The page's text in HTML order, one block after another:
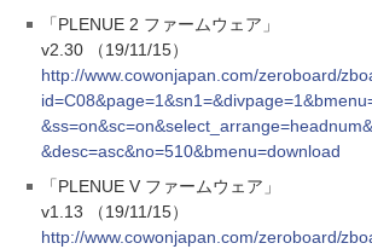
「PLENUE 2 ファームウェア」
v2.30 （19/11/15）
http://www.cowonjapan.com/zeroboard/
&desc=asc&no=510&bmenu=download
「PLENUE V ファームウェア」
v1.13 （19/11/15）
http://www.cowonjapan.com/zeroboard/